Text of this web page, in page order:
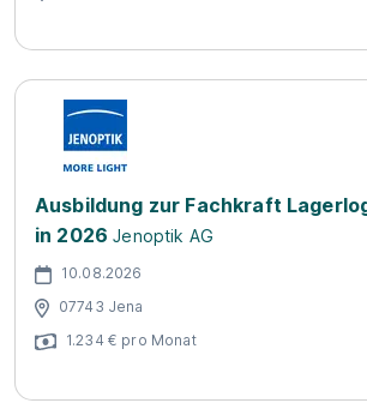
Ausbildung zur Fachkraft
in 2026 Jenoptik AG
10.08.2026
07743 Jena
1.234 € pro Monat